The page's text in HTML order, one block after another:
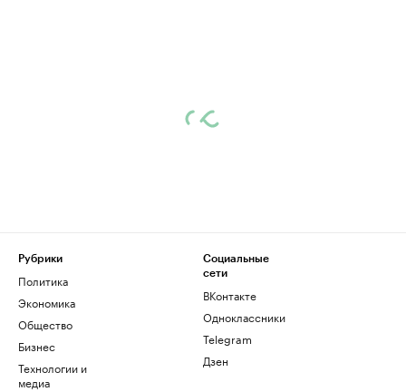
Рубрики
Политика
Экономика
Общество
Бизнес
Технологии и
медиа
Социальные
сети
ВКонтакте
Одноклассники
Telegram
Дзен